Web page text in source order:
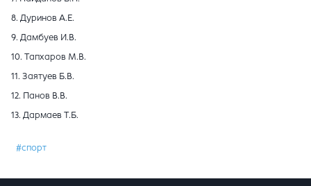
8. Дуринов А.Е.
9. Дамбуев И.В.
10. Тапхаров М.В.
11. Заятуев Б.В.
12. Панов В.В.
13. Дармаев Т.Б.
#спорт